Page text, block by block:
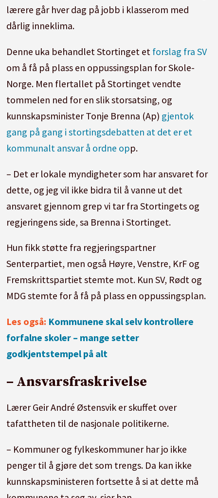
lærere går hver dag på jobb i klasserom med
dårlig inneklima.
Denne uka behandlet Stortinget et forslag fra SV
om å få på plass en oppussingsplan for Skole-
Norge. Men flertallet på Stortinget vendte
tommelen ned for en slik storsatsing, og
kunnskapsminister Tonje Brenna (Ap) gjentok
gang på gang i stortingsdebatten at det er et
kommunalt ansvar å ordne opp.
– Det er lokale myndigheter som har ansvaret for
dette, og jeg vil ikke bidra til å vanne ut det
ansvaret gjennom grep vi tar fra Stortingets og
regjeringens side, sa Brenna i Stortinget.
Hun fikk støtte fra regjeringspartner
Senterpartiet, men også Høyre, Venstre, KrF og
Fremskrittspartiet stemte mot. Kun SV, Rødt og
MDG stemte for å få på plass en oppussingsplan.
Les også: Kommunene skal selv kontrollere
forfalne skoler – mange setter
godkjentstempel på alt
– Ansvarsfraskrivelse
Lærer Geir André Østensvik er skuffet over
tafattheten til de nasjonale politikerne.
– Kommuner og fylkeskommuner har jo ikke
penger til å gjøre det som trengs. Da kan ikke
kunnskapsministeren fortsette å si at dette må